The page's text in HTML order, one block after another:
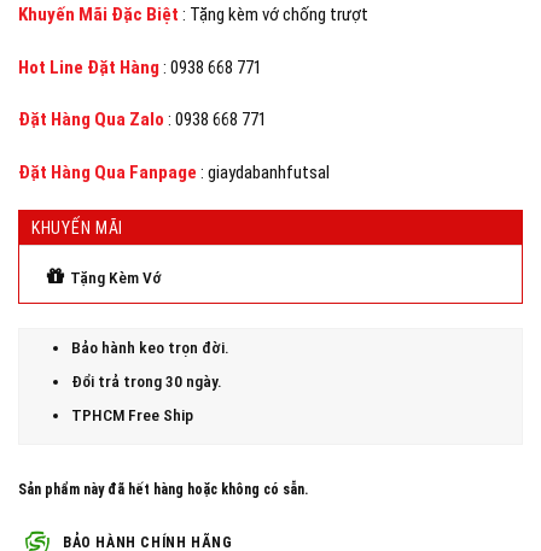
Khuyến Mãi Đặc Biệt : Tặng kèm vớ chống trượt
Hot Line Đặt Hàng : 0938 668 771
Đặt Hàng Qua Zalo : 0938 668 771
Đặt Hàng Qua Fanpage : giaydabanhfutsal
KHUYẾN MÃI
Tặng Kèm Vớ
Bảo hành keo trọn đời.
Đổi trả trong 30 ngày.
TPHCM Free Ship
Sản phẩm này đã hết hàng hoặc không có sẵn.
BẢO HÀNH CHÍNH HÃNG